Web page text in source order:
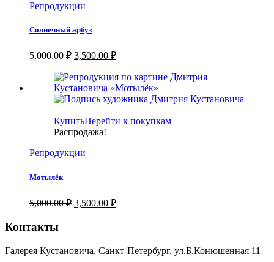
Репродукции
Солнечный арбуз
5,000.00 ₽ Первоначальная
составляла
5,000.00 ₽.
3,500.00 ₽Текущая
3,500.00 ₽.
КупитьПерейти к покупкам
Распродажа!
Репродукции
Мотылёк
5,000.00 ₽ Первоначальная
3,500.00 ₽Текущая
Контакты
Галерея Кустановича, Санкт-Петербург, ул.Б.Конюшенная 11